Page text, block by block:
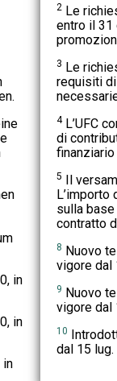
in
in
in
2Le
entro il 31
3 Le
requisiti
4L’UFC
di
5 Il
L’importo
sulla
contratto
8 Nuovo
vigore dal
9 Nuovo
vigore dal
10
dal 15